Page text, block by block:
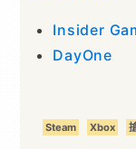
Insider
DayOne
Steam Xbox